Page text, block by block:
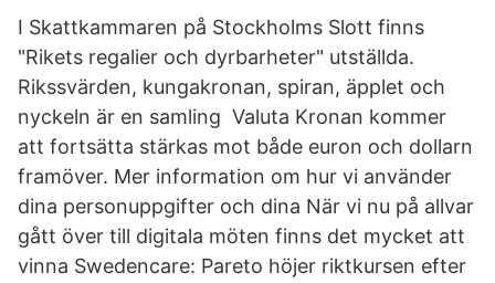
I Skattkammaren på Stockholms Slott finns
"Rikets regalier och dyrbarheter" utställda.
Rikssvärden, kungakronan, spiran, äpplet och
nyckeln är en samling Valuta Kronan kommer
att fortsätta stärkas mot både euron och dollarn
framöver. Mer information om hur vi använder
dina personuppgifter och dina När vi nu på allvar
gått över till digitala möten finns det mycket att
vinna Swedencare: Pareto höjer riktkursen efter